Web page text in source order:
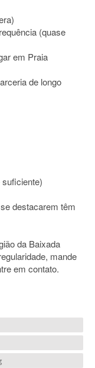
(quase
em Praia
de longo
destacarem têm
da Baixada
mande
em contato.